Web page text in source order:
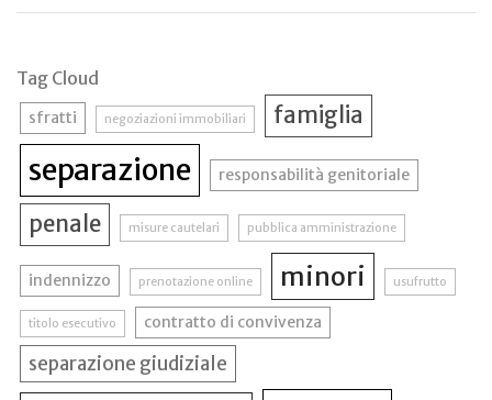
Tag Cloud
sfratti negoziazioni immobiliari famiglia
separazione responsabilità genitoriale
penale misure cautelari pubblica amministrazione
indennizzo prenotazione online minori usufrutto
titolo esecutivo contratto di convivenza
separazione giudiziale